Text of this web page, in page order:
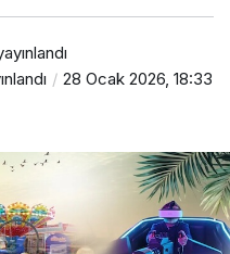
28 Ocak 2026, 18:33